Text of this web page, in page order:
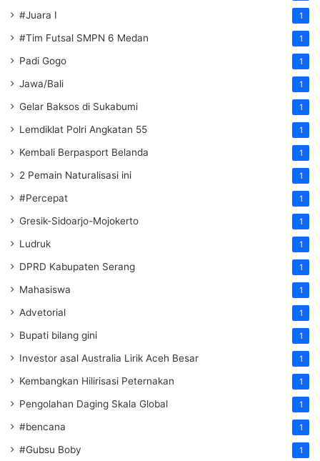
#Juara I 1
#Tim Futsal SMPN 6 Medan 1
Padi Gogo 1
Jawa/Bali 1
Gelar Baksos di Sukabumi 1
Lemdiklat Polri Angkatan 55 1
Kembali Berpasport Belanda 1
2 Pemain Naturalisasi ini 1
#Percepat 1
Gresik-Sidoarjo-Mojokerto 1
Ludruk 1
DPRD Kabupaten Serang 1
Mahasiswa 1
Advetorial 1
Bupati bilang gini 1
Investor asal Australia Lirik Aceh Besar 1
Kembangkan Hilirisasi Peternakan 1
Pengolahan Daging Skala Global 1
#bencana 1
#Gubsu Boby 1